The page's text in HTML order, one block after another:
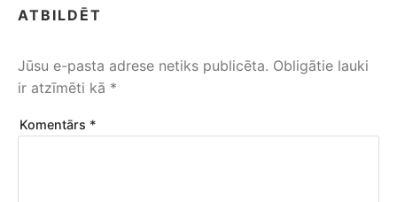
ē
n
e
ATBILDĒT
Jūsu e-pasta adrese netiks publicēta. Obligātie lauki
ir atzīmēti kā *
Komentārs *